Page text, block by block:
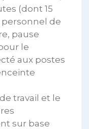
(dont 15
de
pause
le
aux postes
travail et le
sur base